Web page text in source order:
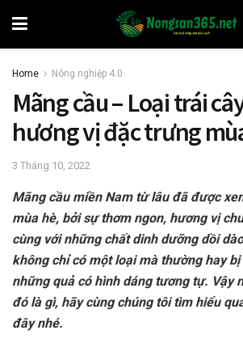
Home Nông nghiệp 4.0
Mãng cầu – Loại trái
hương vị đặc trưng
3 Tháng 10, 2022
Mãng cầu miền Nam từ lâu đã được
mùa hè, bởi sự thơm ngon, hương vị
cùng với những chất dinh dưỡng dồi
không chỉ có một loại mà thường hay
những quả có hình dáng tương tự. Vậy
đó là gì, hãy cùng chúng tôi tìm hiểu
đây nhé.